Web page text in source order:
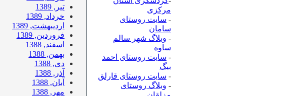
مرکزی
- سایت روستای
سامان
- وبلاگ شهر سالم
ساوه
- سایت روستای احمد
بیگ
- سایت روستای قارلق
- وبلاگ روستای
تیر, 1389
خرداد, 1389
اردیبهشت, 1389
فروردین, 1389
اسفند, 1388
بهمن, 1388
دی, 1388
آذر, 1388
آبان, 1388
مهر, 1388